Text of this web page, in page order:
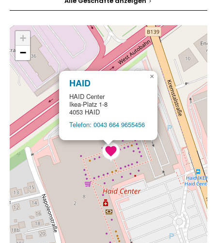
HAID
HAID Center
Ikea-Platz 1-8
4053 HAID
Telefon: 0043 664 9655456
×
+
−